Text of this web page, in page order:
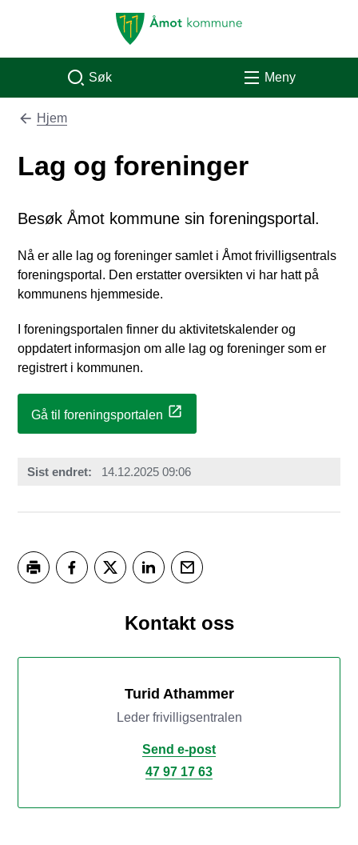
Åmot kommune
Søk Meny
Du er her:
Hjem
Lag og foreninger
Besøk Åmot kommune sin foreningsportal.
Nå er alle lag og foreninger samlet i Åmot frivilligsentrals
foreningsportal. Den erstatter oversikten vi har hatt på
kommunens hjemmeside.
I foreningsportalen finner du aktivitetskalender og
oppdatert informasjon om alle lag og foreninger som er
registrert i kommunen.
Gå til foreningsportalen
Sist endret 14.12.2025 09:06
Kontakt oss
Turid Athammer
Leder frivilligsentralen
Send e-post
47 97 17 63